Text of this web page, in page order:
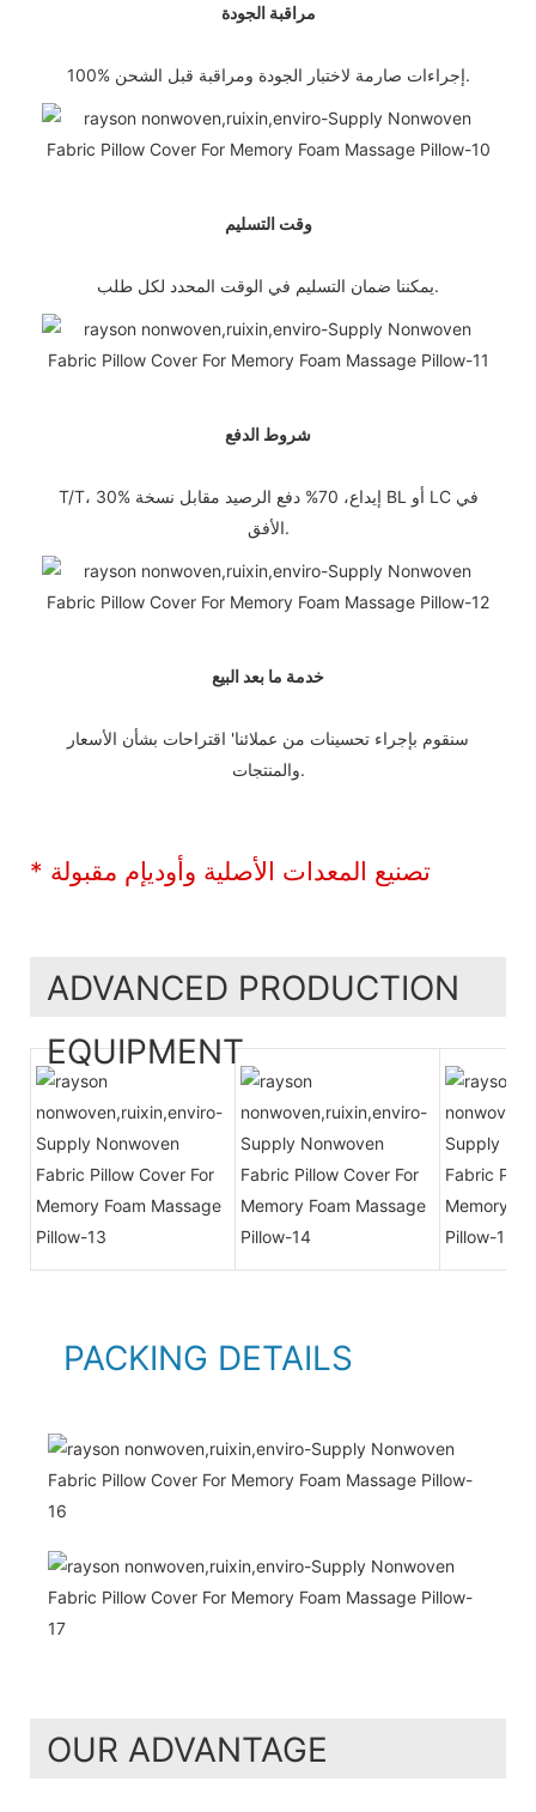
مراقبة الجودة
100% إجراءات صارمة لاختبار الجودة ومراقبة قبل الشحن.
وقت التسليم
يمكننا ضمان التسليم في الوقت المحدد لكل طلب.
شروط الدفع
T/T، 30% إيداع، 70% دفع الرصيد مقابل نسخة BL أو LC في
الأفق.
خدمة ما بعد البيع
سنقوم بإجراء تحسينات من عملائنا' اقتراحات بشأن الأسعار
والمنتجات.
* تصنيع المعدات الأصلية وأوديإم مقبولة
ADVANCED PRODUCTION
EQUIPMENT
PACKING DETAILS
OUR ADVANTAGE